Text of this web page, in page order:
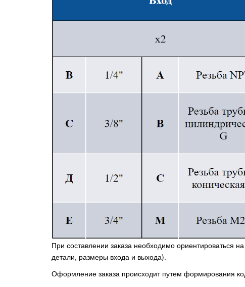
При составлении заказа необходимо ориентироваться
детали, размеры входа и выхода).
Оформление заказа происходит путем формирования